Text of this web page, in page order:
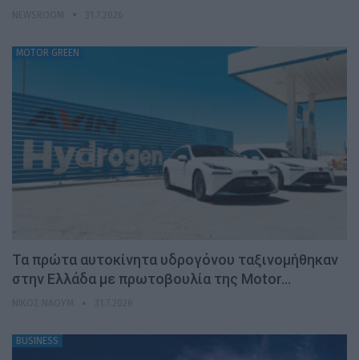
MOTOR GREEN
Τα πρώτα αυτοκίνητα υδρογόνου ταξινομήθηκαν
στην Ελλάδα με πρωτοβουλία της Motor…
BUSINESS